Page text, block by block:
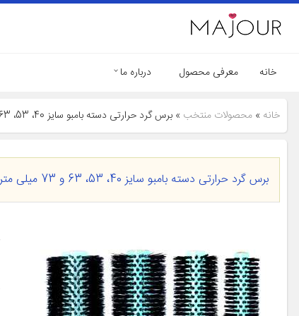
خانه معرفی محصول درباره ما
خانه » محصولات منتخب » برس گرد حرارتی دسته بامبو سایز 40، 53، 63 و 73 میلی متری دلگان مدل W02-000001 بسته 4 عددی
برس گرد حرارتی دسته بامبو سایز 40، 53، 63 و 73 میلی متری دلگان مدل W02-000001 بسته 4 عددی